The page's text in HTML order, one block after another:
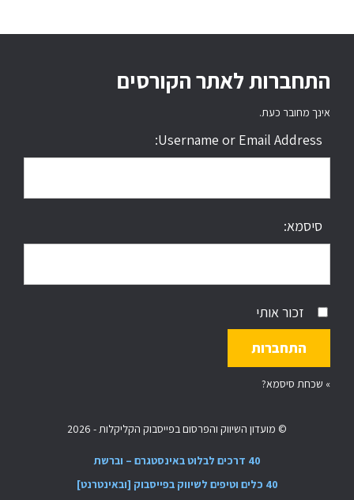
התחברות לאתר הקורסים
אינך מחובר כעת.
Username or Email Address:
סיסמא:
זכור אותי
» שכחת סיסמא?
© מועדון השיווק והפרסום בפייסבוק הקליקלות - 2026
40 דרכים לבלוט באינסטגרם – וברשת
40 כלים וטיפים לשיווק בפייסבוק [ובאינטרנט]